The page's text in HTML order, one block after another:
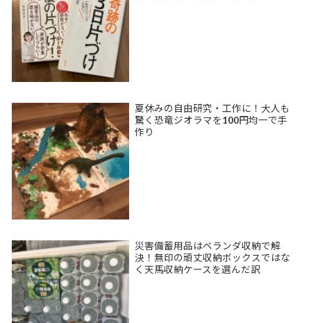
夏休みの自由研究・工作に！大人も
驚く恐竜ジオラマを100円均一で手
作り
災害備蓄用品はベランダ収納で解
決！無印の頑丈収納ボックスではな
く天馬収納ケースを選んだ訳